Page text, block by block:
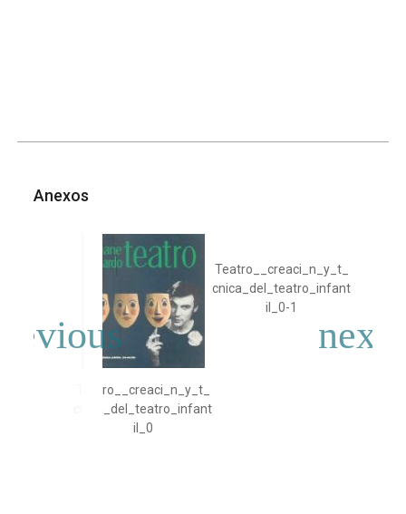
Anexos
Teatro__creaci_n_y_t_
cnica_del_teatro_infant
il_0
Teatro__creaci_n_y_t_
cnica_del_teatro_infant
il_0-1